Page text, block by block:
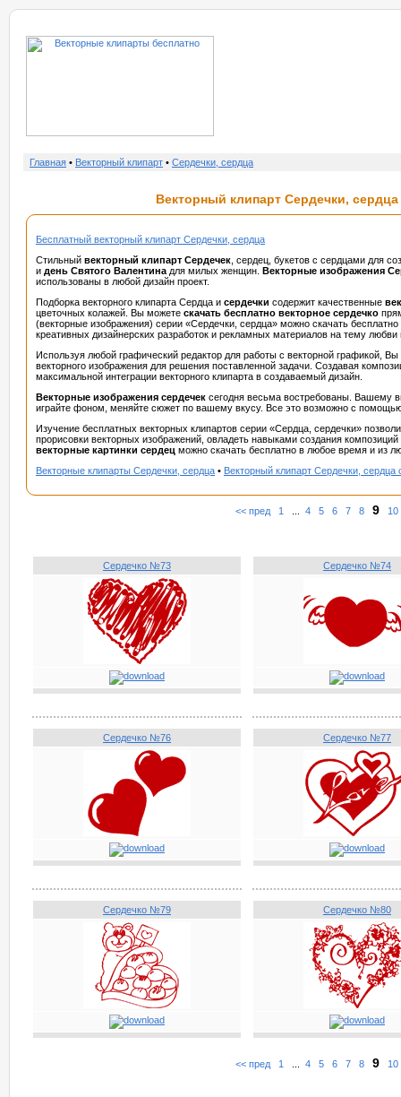
Главная • Векторный клипарт • Сердечки, сердца
Векторный клипарт Сердечки,
Бесплатный векторный клипарт Сердечки, сердца
Стильный векторный клипарт Сердечек , сердец, букетов с сердцами для
и день Святого Валентина для милых женщин.
Векторные изображения
использованы в любой дизайн проект.
Подборка векторного клипарта Сердца и сердечки содержит качественные
цветочных колажей. Вы можете скачать бесплатно векторное сердечко
(векторные изображения) серии «Сердечки, сердца» можно скачать
креативных дизайнерских разработок и рекламных материалов на тему
Используя любой графический редактор для работы с векторной графикой,
векторного изображения для решения поставленной задачи. Создавая
максимальной интеграции векторного клипарта в создаваемый дизайн.
Векторные изображения сердечек сегодня весьма востребованы. Вашему
играйте фоном, меняйте сюжет по вашему вкусу. Все это возможно с
Изучение бесплатных векторных клипартов серии «Сердца, сердечки»
прорисовки векторных изображений, овладеть навыками создания
векторные картинки сердец можно скачать бесплатно в любое время и из
Векторные клипарты Сердечки, сердца • Векторный клипарт Сердечки, сердца
<< пред 1 4 5 6 7 8 9 10
Сердечко №73 Сердечко №74
Сердечко №76 Сердечко №77
Сердечко №79 Сердечко №80
<< пред 1 4 5 6 7 8 9 10